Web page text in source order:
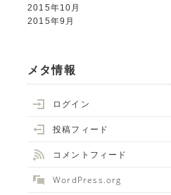
2015年10月
2015年9月
メタ情報
ログイン
投稿フィード
コメントフィード
WordPress.org